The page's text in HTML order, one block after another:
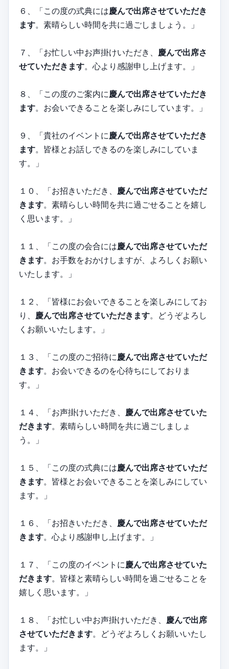
６、「この度の式典には慶んで出席させていただき
ます。素晴らしい時間を共に過ごしましょう。」
７、「お忙しい中お声掛けいただき、 慶んで出席さ
せていただきます。心より感謝申し上げます。」
８、「この度のご案内に 慶んで出席させていただき
ます。お会いできることを楽しみにしています。」
９、「貴社のイベントに 慶んで出席させていただき
ます。皆様とお話しできるのを楽しみにしていま
す。」
１０、「お招きいただき、 慶んで出席させていただ
きます。素晴らしい時間を共に過ごせることを嬉し
く思います。」
１１、「この度の会合には慶んで出席させていただ
きます。お手数をおかけしますが、よろしくお願い
いたします。」
１２、「皆様にお会いできることを楽しみにしてお
り、 慶んで出席させていただきます。どうぞよろし
くお願いいたします。」
１３、「この度のご招待に 慶んで出席させていただ
きます。お会いできるのを心待ちにしておりま
す。」
１４、「お声掛けいただき、 慶んで出席させていた
だきます。素晴らしい時間を共に過ごしましょ
う。」
１５、「この度の式典には慶んで出席させていただ
きます。皆様とお会いできることを楽しみにしてい
ます。」
１６、「お招きいただき、 慶んで出席させていただ
きます。心より感謝申し上げます。」
１７、「この度のイベントに 慶んで出席させていた
だきます。皆様と素晴らしい時間を過ごせることを
嬉しく思います。」
１８、「お忙しい中お声掛けいただき、 慶んで出席
させていただきます。どうぞよろしくお願いいたし
ます。」